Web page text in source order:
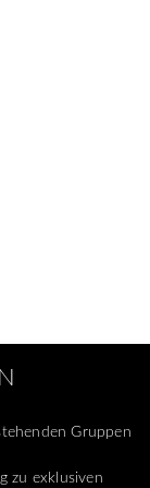
Gruppen
zu exklusiven